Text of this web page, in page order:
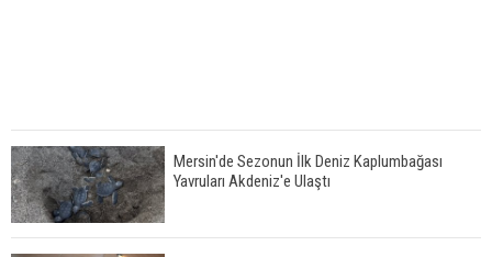
Mersin'de Sezonun İlk Deniz Kaplumbağası
Yavruları Akdeniz'e Ulaştı